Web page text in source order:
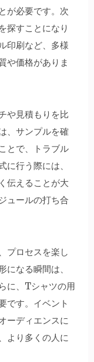
が必要です。次
探すことになり
印刷など、多様
や価格がありま
や見積もりを比
、サンプルを確
とで、トラブル
に行う際には、
伝えることが大
ュールの打ち合
プロセスを楽し
なる瞬間は、
に、Tシャツの用
です。イベント
ーディエンスに
より多くの人に